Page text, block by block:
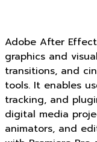
Adobe After
graphics and
transitions, and
tools. It enables
tracking, and
digital media
animators, and